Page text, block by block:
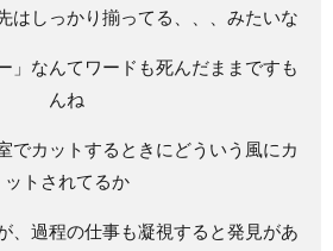
はしっかり揃ってる、、、みたいな
」なんてワードも死んだままですも
んね
でカットするときにどういう風にカ
ットされてるか
、過程の仕事も凝視すると発見があ